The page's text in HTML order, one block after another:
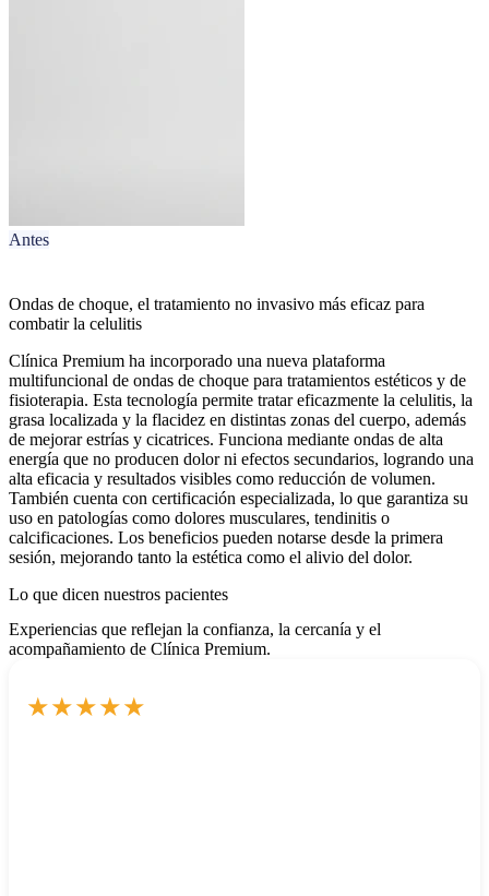
Antes
Ondas de choque, el tratamiento no invasivo más eficaz para
combatir la celulitis
Clínica Premium ha incorporado una nueva plataforma
multifuncional de ondas de choque para tratamientos estéticos y de
fisioterapia. Esta tecnología permite tratar eficazmente la celulitis, la
grasa localizada y la flacidez en distintas zonas del cuerpo, además
de mejorar estrías y cicatrices. Funciona mediante ondas de alta
energía que no producen dolor ni efectos secundarios, logrando una
alta eficacia y resultados visibles como reducción de volumen.
También cuenta con certificación especializada, lo que garantiza su
uso en patologías como dolores musculares, tendinitis o
calcificaciones. Los beneficios pueden notarse desde la primera
sesión, mejorando tanto la estética como el alivio del dolor.
Lo que dicen nuestros pacientes
Experiencias que reflejan la confianza, la cercanía y el
acompañamiento de Clínica Premium.
★★★★★